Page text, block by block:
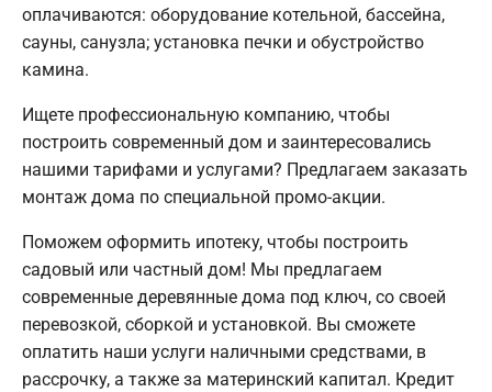
оплачиваются: оборудование котельной, бассейна,
сауны, санузла; установка печки и обустройство
камина.
Ищете профессиональную компанию, чтобы
построить современный дом и заинтересовались
нашими тарифами и услугами? Предлагаем заказать
монтаж дома по специальной промо-акции.
Поможем оформить ипотеку, чтобы построить
садовый или частный дом! Мы предлагаем
современные деревянные дома под ключ, со своей
перевозкой, сборкой и установкой. Вы сможете
оплатить наши услуги наличными средствами, в
рассрочку, а также за материнский капитал. Кредит